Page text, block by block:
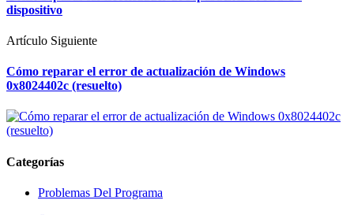
dispositivo
Artículo Siguiente
Cómo reparar el error de actualización de Windows
0x8024402c (resuelto)
Categorías
Problemas Del Programa